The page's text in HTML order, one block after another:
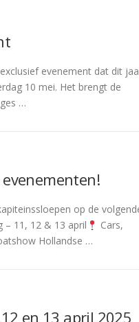
evenement dat dit
10 mei. Het brengt de
…
op de
– 11, 12 & 13 april
Cars,
Hollandse …
en 13 april 2025